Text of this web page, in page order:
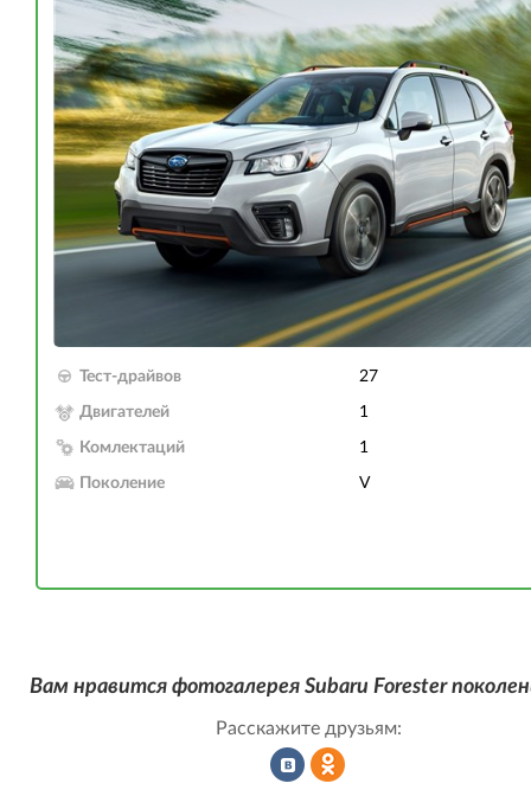
Тест-драйвов 27
Двигателей 1
Комлектаций 1
Поколение V
Вам нравится фотогалерея Subaru Forester
Расскажите друзьям: